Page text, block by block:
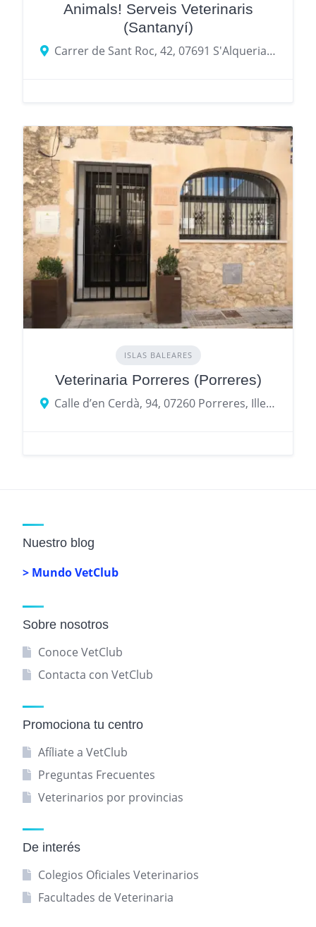
Animals! Serveis Veterinaris
(Santanyí)
Carrer de Sant Roc, 42, 07691 S'Alqueria Blanca, Illes Balears
ISLAS BALEARES
Veterinaria Porreres (Porreres)
Calle d’en Cerdà, 94, 07260 Porreres, Illes Balears, España
Nuestro blog
> Mundo VetClub
Sobre nosotros
Conoce VetClub
Contacta con VetClub
Promociona tu centro
Afíliate a VetClub
Preguntas Frecuentes
Veterinarios por provincias
De interés
Colegios Oficiales Veterinarios
Facultades de Veterinaria